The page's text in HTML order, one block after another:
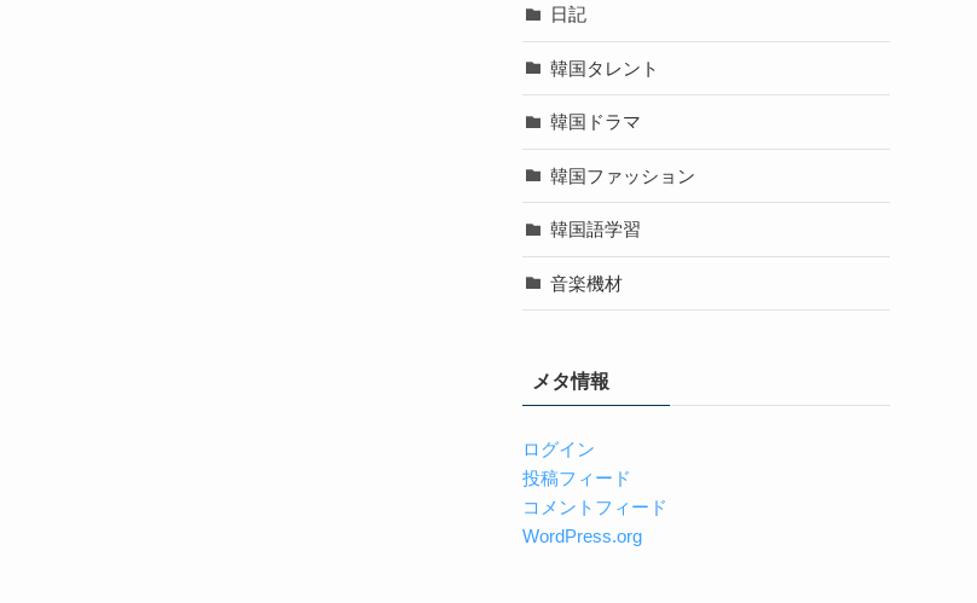
日記
韓国タレント
韓国ドラマ
韓国ファッション
韓国語学習
音楽機材
メタ情報
ログイン
投稿フィード
コメントフィード
WordPress.org